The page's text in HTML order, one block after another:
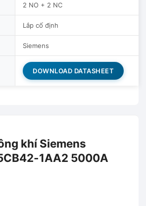
2 NO + 2 NC
Lắp cố định
Siemens
DOWNLOAD DATASHEET
khí Siemens
1AA2 5000A